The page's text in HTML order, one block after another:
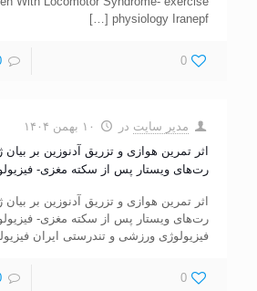
physiology Iranepf
[…]
0
مدیر سایت در
۱۰ بهمن ۱۴۰۴
رت‌های ویستار پس از سکته مغزی-
رت‌های ویستار پس از سکته مغزی-
فیزیولوژی ورزشی و تندرستی ایران
0